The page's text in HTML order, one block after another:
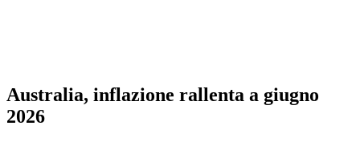
Australia, inflazione rallenta a giugno
2026